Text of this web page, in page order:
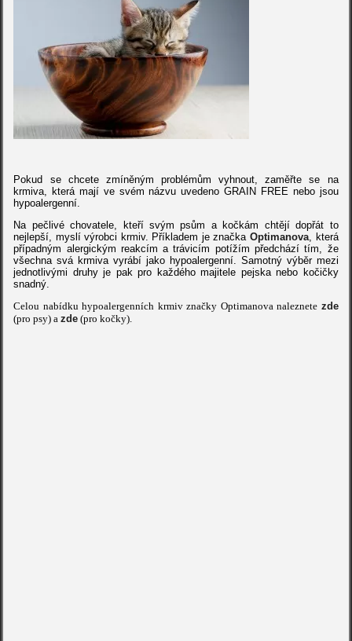
Pokud se chcete zmíněným problémům vyhnout, zaměřte se na
krmiva, která mají ve svém názvu uvedeno GRAIN FREE nebo jsou
hypoalergenní.
Na pečlivé chovatele, kteří svým psům a kočkám chtějí dopřát to
nejlepší, myslí výrobci krmiv. Příkladem je značka Optimanova, která
případným alergickým reakcím a trávicím potížím předchází tím, že
všechna svá krmiva vyrábí jako hypoalergenní. Samotný výběr mezi
jednotlivými druhy je pak pro každého majitele pejska nebo kočičky
snadný.
Celou nabídku hypoalergenních krmiv značky Optimanova naleznete zde
(pro psy) azde (pro kočky).